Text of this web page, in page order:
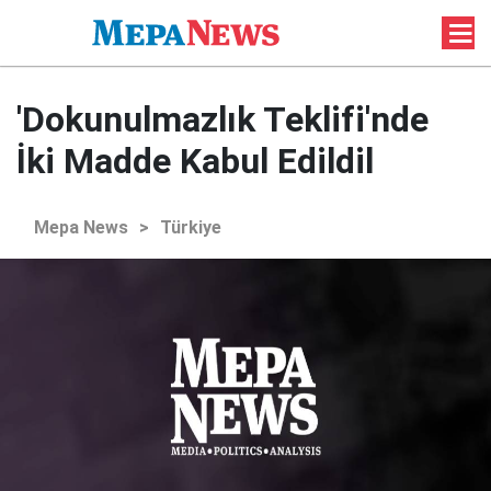
'Dokunulmazlık Teklifi'nde
İki Madde Kabul Edildil
Mepa News > Türkiye